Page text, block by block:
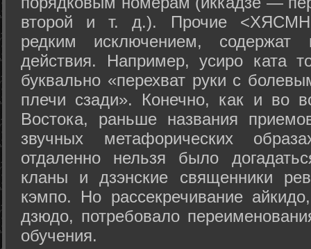
второй и т. д.). Прочие
редким исключением, содержат
действия. Например, усиро ката
буквально «перехват руки с
плечи сзади». Конечно, как и во
Востока, раньше названия
звучных метафорических
отдаленно нельзя было
кланы и дзэнские священники
кэмпо. Но рассекречивание
дзюдо, потребовало
обучения.